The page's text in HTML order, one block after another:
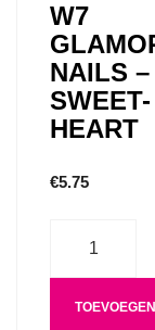
W7
NAILS –
SWEET-
HEART
€5.75